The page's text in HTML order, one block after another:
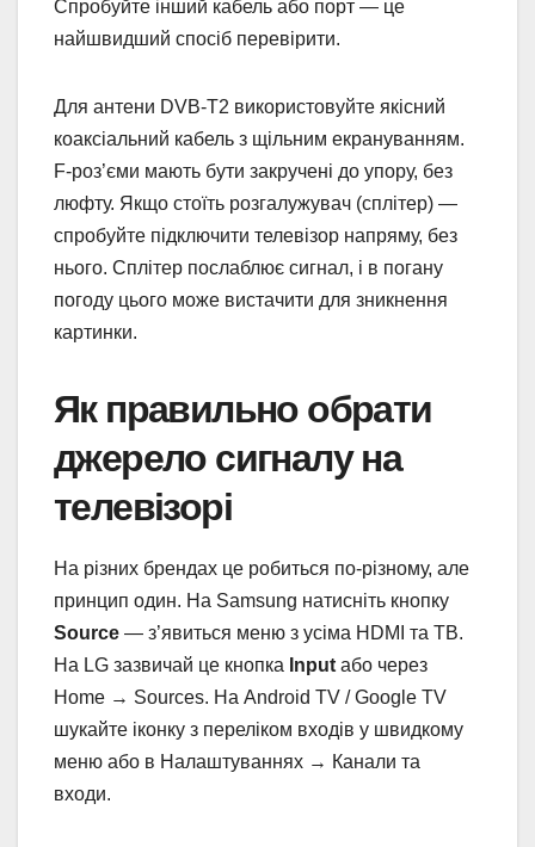
Спробуйте інший кабель або порт — це
найшвидший спосіб перевірити.
Для антени DVB-T2 використовуйте якісний
коаксіальний кабель з щільним екрануванням.
F-роз’єми мають бути закручені до упору, без
люфту. Якщо стоїть розгалужувач (сплітер) —
спробуйте підключити телевізор напряму, без
нього. Сплітер послаблює сигнал, і в погану
погоду цього може вистачити для зникнення
картинки.
Як правильно обрати
джерело сигналу на
телевізорі
На різних брендах це робиться по-різному, але
принцип один. На Samsung натисніть кнопку
Source — з’явиться меню з усіма HDMI та ТВ.
На LG зазвичай це кнопка Input або через
Home → Sources. На Android TV / Google TV
шукайте іконку з переліком входів у швидкому
меню або в Налаштуваннях → Канали та
входи.